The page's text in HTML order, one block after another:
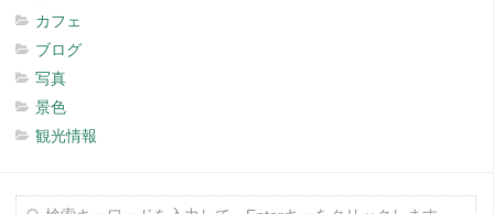
カフェ
ブログ
写真
景色
観光情報